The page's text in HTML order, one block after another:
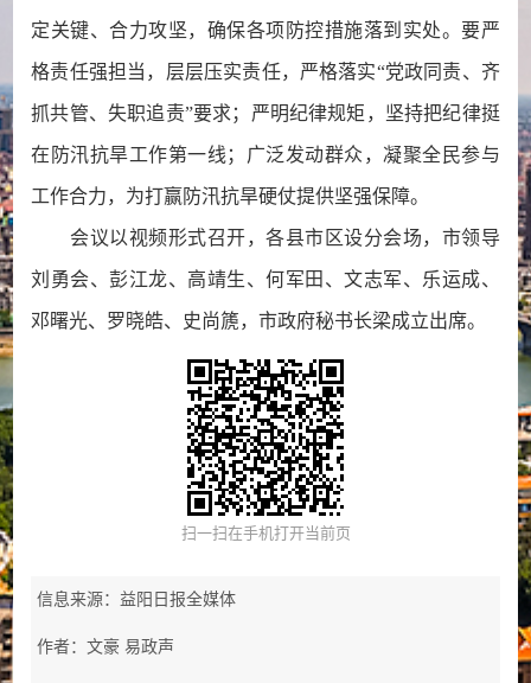
定关键、合力攻坚，确保各项防控措施落到实处。要严
格责任强担当，层层压实责任，严格落实“党政同责、齐
抓共管、失职追责”要求；严明纪律规矩，坚持把纪律挺
在防汛抗旱工作第一线；广泛发动群众，凝聚全民参与
工作合力，为打赢防汛抗旱硬仗提供坚强保障。
会议以视频形式召开，各县市区设分会场，市领导
刘勇会、彭江龙、高靖生、何军田、文志军、乐运成、
邓曙光、罗晓皓、史尚篪，市政府秘书长梁成立出席。
扫一扫在手机打开当前页
信息来源：益阳日报全媒体
作者：文豪 易政声